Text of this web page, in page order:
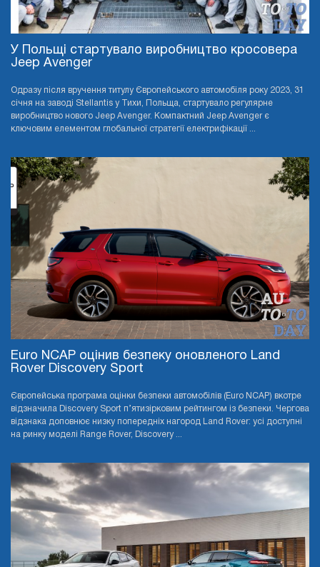
У Польщі стартувало виробництво кросовера
Jeep Avenger
Одразу після вручення титулу Європейського автомобіля року 2023, 31
січня на заводі Stellantis у Тихи, Польща, стартувало регулярне
виробництво нового Jeep Avenger. Компактний Jeep Avenger є
ключовим елементом глобальної стратегії електрифікації ...
Euro NCAP оцінив безпеку оновленого Land
Rover Discovery Sport
Європейська програма оцінки безпеки автомобілів (Euro NCAP) вкотре
відзначила Discovery Sport п’ятизірковим рейтингом із безпеки. Чергова
відзнака доповнює низку попередніх нагород Land Rover: усі доступні
на ринку моделі Range Rover, Discovery ...